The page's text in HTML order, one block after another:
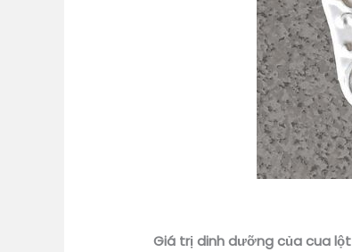
Giá trị dinh dưỡng của cua lột